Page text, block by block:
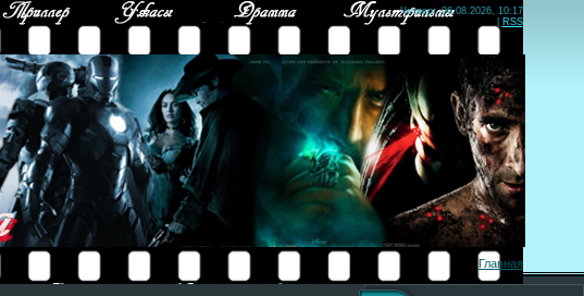
Четверг, 06.08.2026, 10:17
RSS
Главная